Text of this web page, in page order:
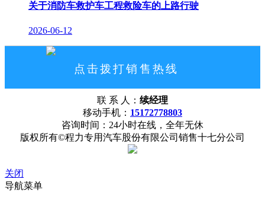
关于消防车救护车工程救险车的上路行驶
2026-06-12
点击拨打销售热线
15172778803
公司概况
联 系 人： 续经理
移动手机： 15172778803
咨询时间：24小时在线，全年无休
版权所有©程力专用汽车股份有限公司销售十七分公司
关闭
导航菜单